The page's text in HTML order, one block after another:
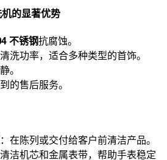
的显著优势
不锈钢抗腐蚀。
洗功率，适合多种类型的首饰。
。
的售后服务。
：在陈列或交付给客户前清洁产品。
洁机芯和金属表带，帮助手表稳定